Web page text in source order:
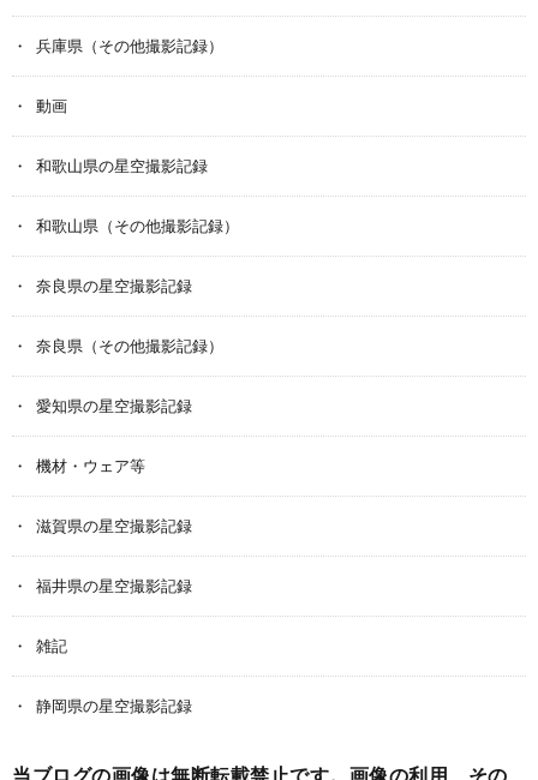
兵庫県（その他撮影記録）
動画
和歌山県の星空撮影記録
和歌山県（その他撮影記録）
奈良県の星空撮影記録
奈良県（その他撮影記録）
愛知県の星空撮影記録
機材・ウェア等
滋賀県の星空撮影記録
福井県の星空撮影記録
雑記
静岡県の星空撮影記録
当ブログの画像は無断転載禁止です。画像の利用、その